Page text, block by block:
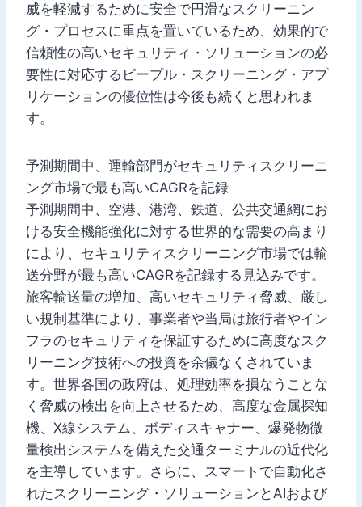
威を軽減するために安全で円滑なスクリーニン
グ・プロセスに重点を置いているため、効果的で
信頼性の高いセキュリティ・ソリューションの必
要性に対応するピープル・スクリーニング・アプ
リケーションの優位性は今後も続くと思われま
す。
予測期間中、運輸部門がセキュリティスクリーニ
ング市場で最も高いCAGRを記録
予測期間中、空港、港湾、鉄道、公共交通網にお
ける安全機能強化に対する世界的な需要の高まり
により、セキュリティスクリーニング市場では輸
送分野が最も高いCAGRを記録する見込みです。
旅客輸送量の増加、高いセキュリティ脅威、厳し
い規制基準により、事業者や当局は旅行者やイン
フラのセキュリティを保証するために高度なスク
リーニング技術への投資を余儀なくされていま
す。世界各国の政府は、処理効率を損なうことな
く脅威の検出を向上させるため、高度な金属探知
機、X線システム、ボディスキャナー、爆発物微
量検出システムを備えた交通ターミナルの近代化
を主導しています。さらに、スマートで自動化さ
れたスクリーニング・ソリューションとAIおよび